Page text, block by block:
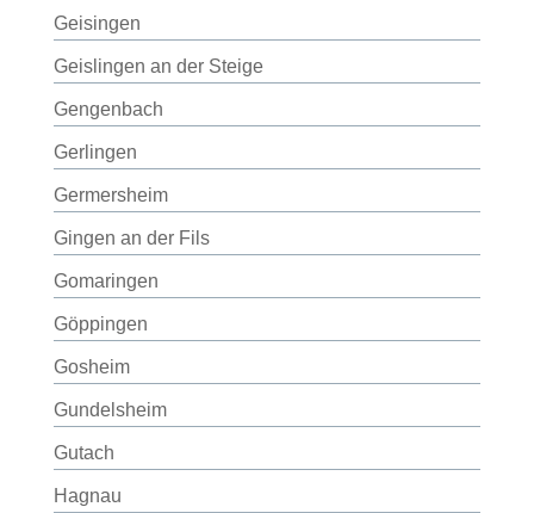
Geisingen
Geislingen an der Steige
Gengenbach
Gerlingen
Germersheim
Gingen an der Fils
Gomaringen
Göppingen
Gosheim
Gundelsheim
Gutach
Hagnau